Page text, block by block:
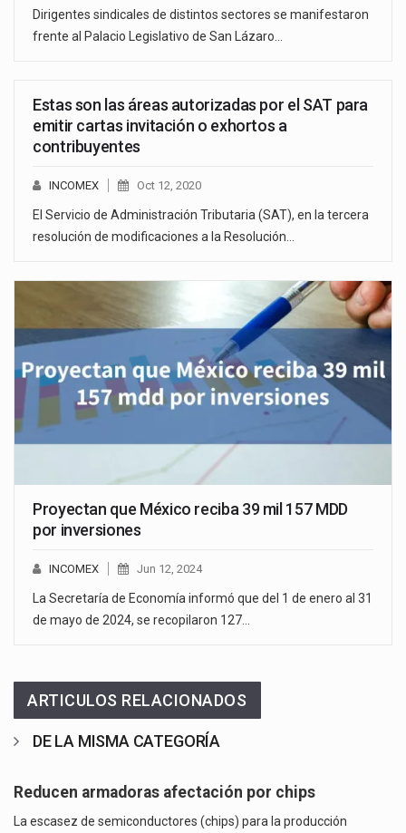
Dirigentes sindicales de distintos sectores se manifestaron
frente al Palacio Legislativo de San Lázaro…
Estas son las áreas autorizadas por el SAT para
emitir cartas invitación o exhortos a
contribuyentes
INCOMEX Oct 12, 2020
El Servicio de Administración Tributaria (SAT), en la tercera
resolución de modificaciones a la Resolución…
Proyectan que México reciba 39 mil 157 MDD
por inversiones
INCOMEX Jun 12, 2024
La Secretaría de Economía informó que del 1 de enero al 31
de mayo de 2024, se recopilaron 127…
ARTICULOS RELACIONADOS
DE LA MISMA CATEGORÍA
Reducen armadoras afectación por chips
La escasez de semiconductores (chips) para la producción